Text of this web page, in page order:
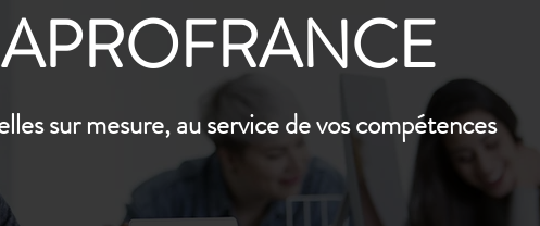
sur mesure, au service de vos compétences